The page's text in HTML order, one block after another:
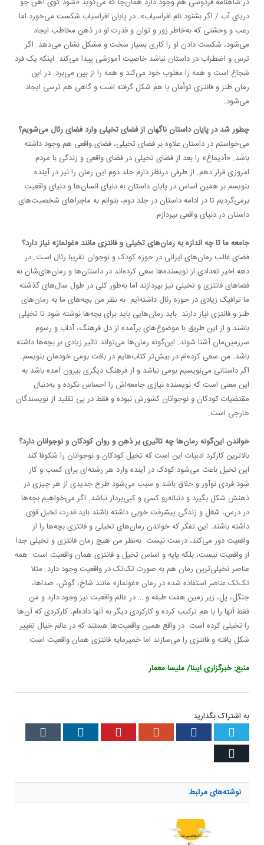
دریای آب / اگر بشنود نام افراسیاب». در پایان افراسیاب شکست می‌خورد اما
رعب و وحشتی که به‌خاطر زور و توان و قدرت او در ذهن مخاطب ایجاد
می‌شود، شکست دادن او را کاری بسیار سخت و مشکل نشان می‌دهد. اگر
ترس و اضطراب در داستان نباشد خاصیت آموزشی پیدا می‌کند. اینکه یک فرد
شجاع است و همه را مغلوب خود می‌کند و همه را از بین می‌برد. در این
رمان طنز و فانتزی توأمان با هم شکل گرفته است و گاهی هم ترسی ایجاد
می‌شود.
چطور شد در پایان داستان ناگهان از فضای تخیلی وارد فضای رئال می‌شویم؟
می‌خواستم در داستان علاوه بر فضای تخیلی، فضای واقعی هم وجود داشته
باشد. «آدیماغ» را بعد از فضای تخیلی در فضای واقعی و زندگی با مردم
امروزی قرار دهم. از طرفی درنظر دارم جلد دوم این رمان را نیز در آینده
بنویسم بر همین اساس در پایان داستان به دنیای انسان‌ها و دنیای واقعیت
برمی‌گردیم تا در ادامه داستان در جلد دوم، بتوانم به ماجراهای شخصیت‌های
داستان در دنیای واقعی بپردازم.
جامعه ما تا چه اندازه به رمان‌های تخیلی و فانتزی مانند«غولماز» نیاز دارد؟
فضای غالب رمان‌های ایرانی در حوزه کودک و نوجوان تقریبا رئال است. در
دهه اخیر تعدادی از نویسنده‌ها سعی کرده‌اند در داستان‌ها و رمان‌های‌شان به
فضاهای فانتزی و تخیلی نیز بپردازند اما به‌طور کلی در طول سال‌های گذشته
ما ترافیک زیادی در حوزه رئال داشته‌ایم. به نظر من بچه‌های ما به رمان‌های
طنز و فانتزی نیاز دارند. باید رمان‌هایی باید برای بچه‌ها نوشته شود تا تخیلی
باشند و از این طریق با موضوع‌های برآمده از دل فرهنگ، آداب و رسوم
سرزمین‌مان آشنا شوند. این‌گونه رمان‌ها می‌تواند تاثیر زیادی بر بچه‌ها داشته
باشد. من سعی کرده‌ام در بیش‌تر کتاب‌هایم در بافت بومی خودمان بنویسم.
اگر داستانی می‌نویسیم بومی نباشد و از فرهنگ دیگری بیرون آمده باشد به
این معنی است که نویسنده نیازی جامعه‌اش را احساس نکرده و به‌دنبال
مقتضیات کودکان و نوجوانان کشورش نبوده و فقط در پی تقلید از نویسندگان
خارجی است.
خواندن این‌گونه رمان‌ها چه تاثیری بر ذهن و روان کودکان و نوجوانان دارد؟
بالاترین کارکرد ادبیات این است که تخیل کودکان و نوجوانان را شکوفا کند.
این تخیل باعث می‌شود کودک در آینده وارد هر رشته‌ای برای کسب و کار
شود فردی نوآور و خلاق باشد و سبب می‌شود طرح جدیدی از هر چیزی در
ذهنش شکل بگیرد و دنباله‌رو کسی و کپی‌بردار نباشد. اگر می‌خواهیم بچه‌ها
در درس، شغل و زندگی پیشرفت خوبی داشته باشند باید قدرت تخیل قوی
داشته باشند. این تفکر که خواندن رمان‌های تخیلی و فانتزی بچه‌ها را از
واقعیت دور می‌کند، درست نیست. به‌نظر من هیچ رمان فانتزی و تخیلی جدا
از واقعیت‌ نیست، بلکه پایه و اساس تخیل و فانتزی همان واقعیت است. همه
عناصر تخیلی‌ترین رمان هم به صورت تک‌تک در واقعیت وجود دارد. مثلا
تک‌تک عناصر استفاده شده در رمان «غولماز» مانند شاخ، گوش، صداها،
جنگل، پل، زیر زمین هفت طبقه و … در عالم واقعیت نیز وجود دارد و من
فقط آنها را با هم ترکیب کرده‌ و کارکردی دیگر به آنها داده‌ام، کارکردی که آن‌ها
را تخیلی کرده است. در واقع همین واقعیت‌ها هستند که در عالم خیال تغییر
شکل یافته و فانتزی را می‌سازند اما خمیرمایه فانتزی همان واقعیت است.
منبع: خبرگزاری ایبنا/ ملیسا معمار
به اشتراک بگذارید
Twitter
Facebook
Google+
Pinterest
LinkedIn
نوشته‌هایمرتبط